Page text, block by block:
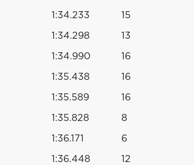
1:34.233 15
1:34.298 13
1:34.990 16
1:35.438 16
1:35.589 16
1:35.828 8
1:36.171 6
1:36.448 12